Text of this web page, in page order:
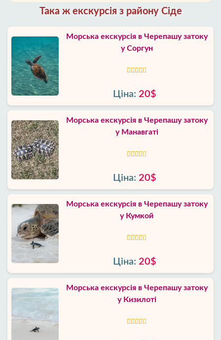
Така ж екскурсія з району Сіде
Морська екскурсія в Черепашу затоку
у Соргун
Ціна: 20$
Морська екскурсія в Черепашу затоку
у Манавгаті
Ціна: 20$
Морська екскурсія в Черепашу затоку
у Кумкой
Ціна: 20$
Морська екскурсія в Черепашу затоку
у Кизилоті